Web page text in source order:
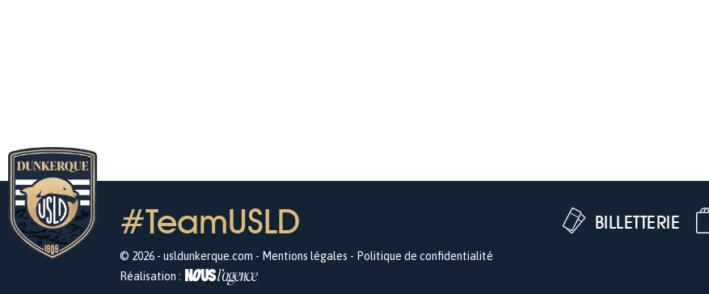
#TeamUSLD
© 2026 - usldunkerque.com - Mentions légales - Politique de confidentialité
Réalisation :
BILLETTERIE